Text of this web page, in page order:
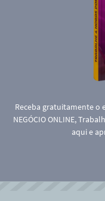
Receba gratuitamente o
NEGÓCIO ONLINE,
aqui e